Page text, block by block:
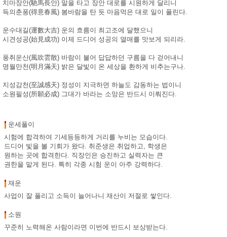
치마장안(馳馬長안) 말을 타고 장안 대로를 시원하게 달리니
득의춘풍(得意春風) 봄바람을 탄 듯 마음먹은 대로 일이 풀린다.
운수대길(運數大吉) 운의 흐름이 최고조에 달했으니
시견성공(始見成功) 이제 드디어 성공의 열매를 맛보게 되리라.
풍취운산(風吹雲散) 바람이 불어 답답하던 구름을 다 걷어내니
명월만천(明月滿天) 밝은 달빛이 온 세상을 환하게 비추는구나.
지성감천(至誠感天) 정성이 지극하면 하늘도 감동하는 법이니
소원필성(所願必成) 그대가 바라는 소망은 반드시 이뤄진다.
운세풀이
시험에 합격하여 기세등등하게 거리를 누비는 모습이다.
드디어 빛을 볼 기회가 왔다. 취준생은 취업하고, 학생은
원하는 곳에 합격한다. 직장인은 승진하고 실력자는 큰
권한을 맡게 된다. 특히 각종 시험 운이 아주 강력하다.
재운
사업이 잘 풀리고 소득이 늘어나니 재산이 저절로 쌓인다.
소원
꾸준히 노력해온 사람이라면 이번에 반드시 보상받는다.